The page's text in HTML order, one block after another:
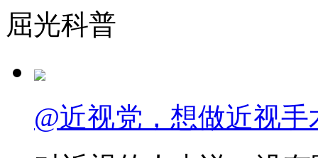
屈光科普
@近视党，想做近视